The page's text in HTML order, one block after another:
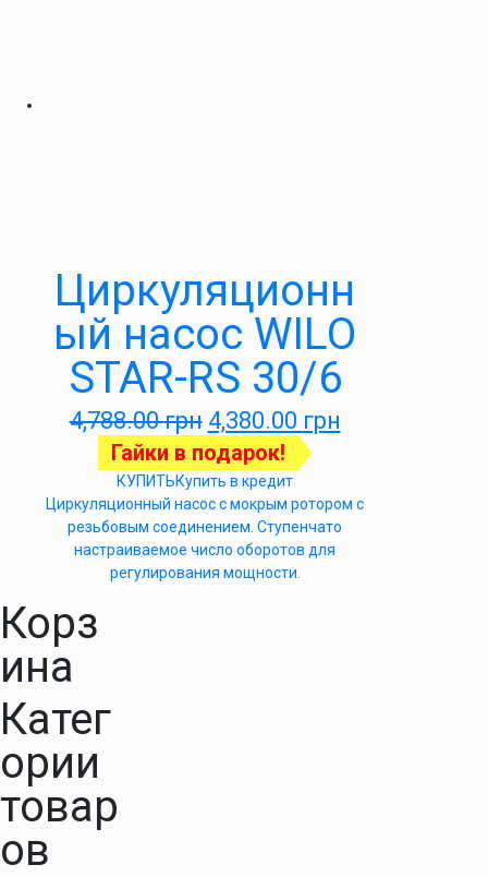
Циркуляционн
ый насос WILO
STAR-RS 30/6
4,788.00грн 4,380.00 грн
Гайки в подарок!
КУПИТЬКупить в кредит
Циркуляционный насос с мокрым ротором с
резьбовым соединением. Ступенчато
настраиваемое число оборотов для
регулирования мощности.
Корз
ина
Катег
ории
товар
ов